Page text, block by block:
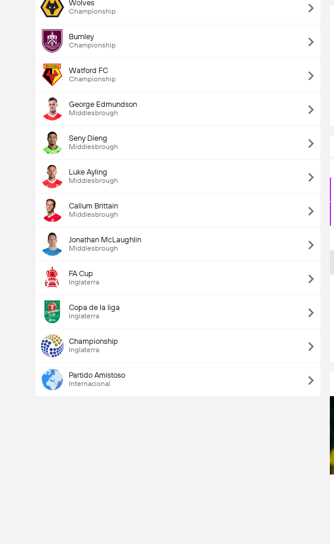
Wolves
Championship
Burnley
Championship
Watford FC
Championship
George Edmundson
Middlesbrough
Seny Dieng
Middlesbrough
Luke Ayling
Middlesbrough
Callum Brittain
Middlesbrough
Jonathan McLaughlin
Middlesbrough
FA Cup
Inglaterra
Copa de la liga
Inglaterra
Championship
Inglaterra
Partido Amistoso
Internacional